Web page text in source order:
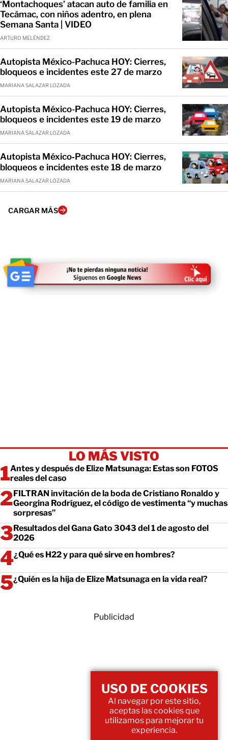
‘Montachoques’ atacan auto de familia en
Tecámac, con niños adentro, en plena
Semana Santa | VIDEO
ARTURO MELÉNDEZ
Autopista México-Pachuca HOY: Cierres,
bloqueos e incidentes este 27 de marzo
MARIANA SALAZAR LOZADA
Autopista México-Pachuca HOY: Cierres,
bloqueos e incidentes este 19 de marzo
MARIANA SALAZAR LOZADA
Autopista México‑Pachuca HOY: Cierres,
bloqueos e incidentes este 18 de marzo
MARIANA SALAZAR LOZADA
CARGAR MÁS
LO MÁS VISTO
Antes y después de Elize Matsunaga: Estas son FOTOS
reales del caso
FILTRAN invitación de la boda de Cristiano Ronaldo y
Georgina Rodríguez, el código de vestimenta “y muchas
sorpresas”
Resultados del Gana Gato 3043 del 1 de agosto del
2026
¿Qué es H22 y para qué sirve en hombres?
¿Quién es la hija de Elize Matsunaga en la vida real?
Publicidad
USO DE COOKIES
Al navegar por este sitio,
aceptas las cookies que
utilizamos para mejorar tu
experiencia.